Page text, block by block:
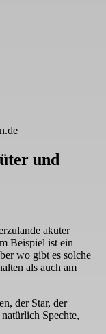
und
akuter
Beispiel ist ein
wo gibt es solche
als auch am
der Star, der
Spechte,